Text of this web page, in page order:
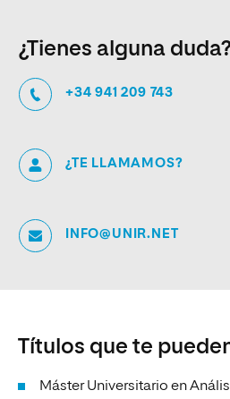
¿Tienes alguna
+34 941 209 743
¿TE LLAMAMOS?
INFO@UNIR.NET
Títulos que te
Máster Universitario en